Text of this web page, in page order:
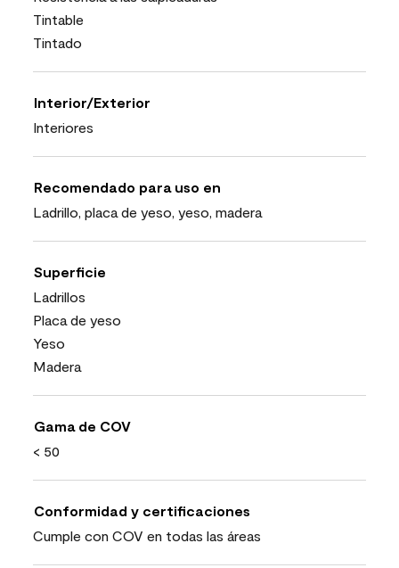
Tintable
Tintado
Interior/Exterior
Interiores
Recomendado para uso en
Ladrillo, placa de yeso, yeso, madera
Superficie
Ladrillos
Placa de yeso
Yeso
Madera
Gama de COV
< 50
Conformidad y certificaciones
Cumple con COV en todas las áreas